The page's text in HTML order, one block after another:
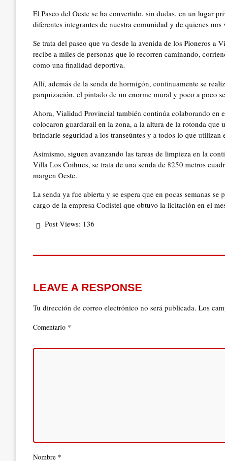
El Paseo del Oeste se ha convertido, sin dudas, en un lugar
diferentes integrantes de nuestra comunidad y de quienes nos
Se trata del paseo que va desde la avenida de los Pioneros
recibe a miles de personas que lo recorren caminando,
como una finalidad deportiva.
Allí, además de la senda de hormigón, continuamente se
parquización, el pintado de un enorme mural y poco a poco
Ahora, Vialidad Provincial también continúa colaborando en
colocaron guardarail en la zona, a la altura de la rotonda
brindarle seguridad a los transeúntes y a todos lo que utilizan
Asimismo, siguen avanzando las tareas de limpieza en la
Villa Los Coihues, se trata de una senda de 8250 metros
margen Oeste.
La senda ya fue abierta y se espera que en pocas semanas
cargo de la empresa Codistel que obtuvo la licitación en el
Post Views: 136
LEAVE A RESPONSE
Tu dirección de correo electrónico no será publicada. Los
Comentario *
Nombre *